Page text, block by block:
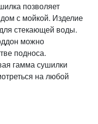
позволяет
с мойкой. Изделие
стекающей воды.
можно
подноса.
гамма сушилки
на любой